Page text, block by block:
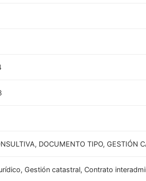
DOCUMENTO TIPO, GESTIÓN
Gestión catastral, Contrato